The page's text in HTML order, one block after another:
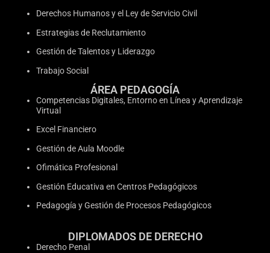
Derechos Humanos y el Ley de Servicio Civil
Estrategias de Reclutamiento
Gestión de Talentos y Liderazgo
Trabajo Social
ÁREA PEDAGOGÍA
Competencias Digitales, Entorno en Línea y Aprendizaje
Virtual
Excel Financiero
Gestión de Aula Moodle
Ofimática Profesional
Gestión Educativa en Centros Pedagógicos
Pedagogía y Gestión de Procesos Pedagógicos
DIPLOMADOS DE DERECHO
Derecho Penal